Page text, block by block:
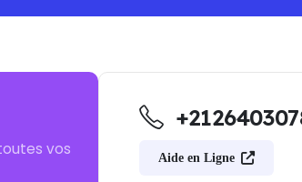
vos
Aide en Ligne